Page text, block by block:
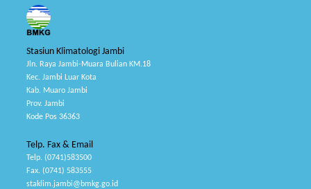
Stasiun Klimatologi Jambi
Jln. Raya Jambi-Muara Bulian KM.18
Kec. Jambi Luar Kota
Kab. Muaro Jambi
Prov. Jambi
Kode Pos 36363
Telp. Fax & Email
Telp. (0741)583500
Fax. (0741) 583555
staklim.jambi@bmkg.go.id